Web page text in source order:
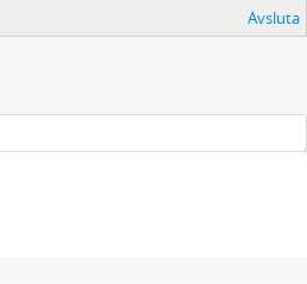
Avsluta